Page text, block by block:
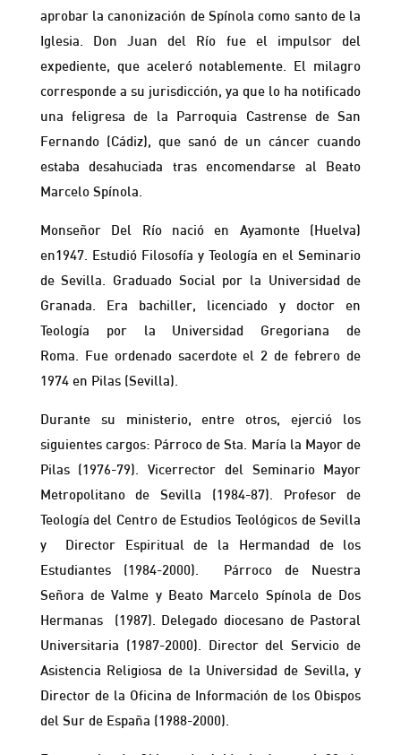
aprobar la canonización de Spínola como santo de la
Iglesia. Don Juan del Río fue el impulsor del
expediente, que aceleró notablemente. El milagro
corresponde a su jurisdicción, ya que lo ha notificado
una feligresa de la Parroquia Castrense de San
Fernando (Cádiz), que sanó de un cáncer cuando
estaba desahuciada tras encomendarse al Beato
Marcelo Spínola.
Monseñor Del Río nació en Ayamonte (Huelva)
en1947. Estudió Filosofía y Teología en el Seminario
de Sevilla. Graduado Social por la Universidad de
Granada. Era bachiller, licenciado y doctor en
Teología por la Universidad Gregoriana de
Roma. Fue ordenado sacerdote el 2 de febrero de
1974 en Pilas (Sevilla).
Durante su ministerio, entre otros, ejerció los
siguientes cargos: Párroco de Sta. María la Mayor de
Pilas (1976-79). Vicerrector del Seminario Mayor
Metropolitano de Sevilla (1984-87). Profesor de
Teología del Centro de Estudios Teológicos de Sevilla
y Director Espiritual de la Hermandad de los
Estudiantes (1984-2000). Párroco de Nuestra
Señora de Valme y Beato Marcelo Spínola de Dos
Hermanas (1987). Delegado diocesano de Pastoral
Universitaria (1987-2000). Director del Servicio de
Asistencia Religiosa de la Universidad de Sevilla, y
Director de la Oficina de Información de los Obispos
del Sur de España (1988-2000).